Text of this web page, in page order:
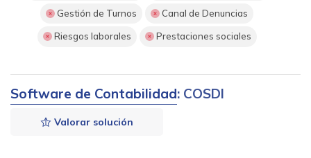
Gestión de Turnos Canal de Denuncias
Riesgos laborales Prestaciones sociales
Software de Contabilidad: COSDI
Valorar solución